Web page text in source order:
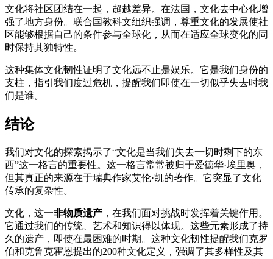
文化将社区团结在一起，超越差异。在法国，文化去中心化增
强了地方身份。联合国教科文组织强调，尊重文化的发展使社
区能够根据自己的条件参与全球化，从而在适应全球变化的同
时保持其独特性。
这种集体文化韧性证明了文化远不止是娱乐。它是我们身份的
支柱，指引我们度过危机，提醒我们即使在一切似乎失去时我
们是谁。
结论
我们对文化的探索揭示了“文化是当我们失去一切时剩下的东
西”这一格言的重要性。这一格言常常被归于爱德华·埃里奥，
但其真正的来源在于瑞典作家艾伦·凯的著作。它突显了文化
传承的复杂性。
文化，这一非物质遗产 ，在我们面对挑战时发挥着关键作用。
它通过我们的传统、艺术和知识得以体现。这些元素形成了持
久的遗产，即使在最困难的时期。这种文化韧性提醒我们克罗
伯和克鲁克霍恩提出的200种文化定义，强调了其多样性及其